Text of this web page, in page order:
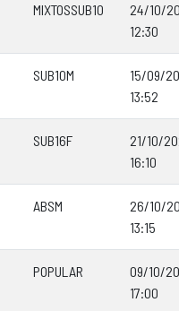
MIXTOSSUB10
24/10/
12:30
SUB10M
15/09/
13:52
SUB16F
21/10/
16:10
ABSM
26/10/
13:15
POPULAR
09/10/
17:00